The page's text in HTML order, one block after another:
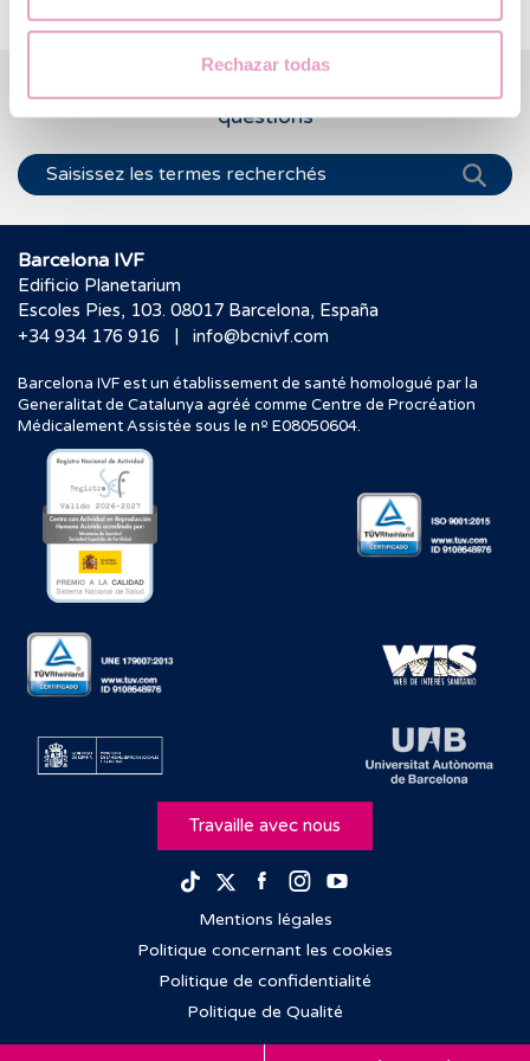
Rechazar todas
questions
Barcelona IVF
Edificio Planetarium
Escoles Pies, 103. 08017 Barcelona, España
+34 934 176 916
| info@bcnivf.com
Barcelona IVF est un établissement de santé homologué par la
Generalitat de Catalunya agréé comme Centre de Procréation
Médicalement Assistée sous le nº E08050604.
Travaille avec nous
TikTokTwitterFacebook
Instagram
Mentions légales
Politique concernant les cookies
Politique de confidentialité
Politique de Qualité